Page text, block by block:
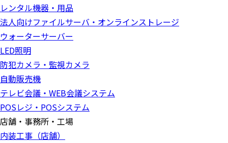
レンタル機器・用品
法人向けファイルサーバ・オンラインストレージ
ウォーターサーバー
LED照明
防犯カメラ・監視カメラ
自動販売機
テレビ会議・WEB会議システム
POSレジ・POSシステム
店舗・事務所・工場
内装工事（店舗）